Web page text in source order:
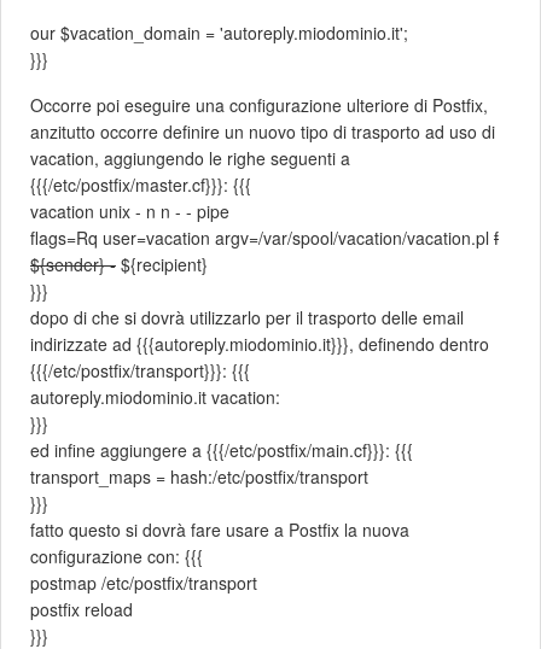
our $vacation_domain = 'autoreply.miodominio.it';
}}}
Occorre poi eseguire una configurazione ulteriore di Postfix,
anzitutto occorre definire un nuovo tipo di trasporto ad uso di
vacation, aggiungendo le righe seguenti a
{{{/etc/postfix/master.cf}}}: {{{
vacation unix - n n - - pipe
flags=Rq user=vacation argv=/var/spool/vacation/vacation.pl f
${sender} - ${recipient}
}}}
dopo di che si dovrà utilizzarlo per il trasporto delle email
indirizzate ad {{{autoreply.miodominio.it}}}, definendo dentro
{{{/etc/postfix/transport}}}: {{{
autoreply.miodominio.it vacation:
}}}
ed infine aggiungere a {{{/etc/postfix/main.cf}}}: {{{
transport_maps = hash:/etc/postfix/transport
}}}
fatto questo si dovrà fare usare a Postfix la nuova
configurazione con: {{{
postmap /etc/postfix/transport
postfix reload
}}}